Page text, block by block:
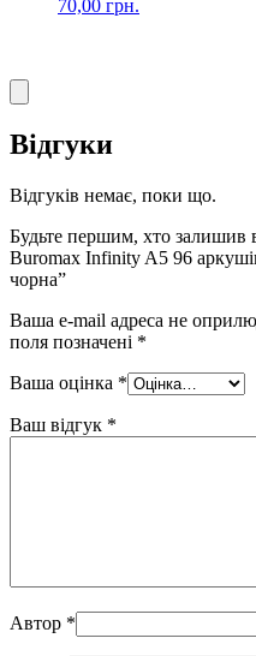
70,00 грн.
Відгуки
Відгуків немає, поки що.
Будьте першим, хто залишив
Buromax Infinity A5 96
чорна”
Ваша e-mail адреса не
поля позначені *
Ваша оцінка *
Ваш відгук *
Автор *